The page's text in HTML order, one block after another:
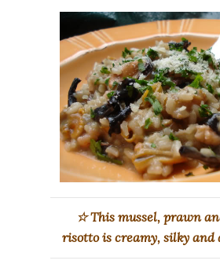
☆ This mussel, prawn
risotto is creamy, silky and